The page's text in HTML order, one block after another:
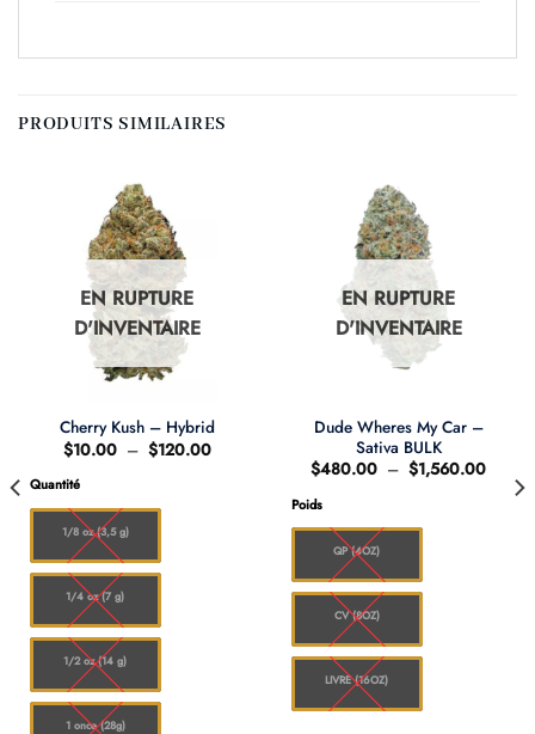
PRODUITS SIMILAIRES
EN RUPTURE
D'INVENTAIRE
Cherry Kush – Hybrid
$10.00 – $120.00Plage
Quantité
1/8 oz (3,5 g)
1/4 oz (7 g)
1/2 oz (14 g)
1 once (28g)
EN RUPTURE
D'INVENTAIRE
Dude Wheres My Car –
Sativa BULK
$480.00 – $1,560.00Plage
prix :
Poids
QP (4OZ)
CV (8OZ)
LIVRE (16OZ)